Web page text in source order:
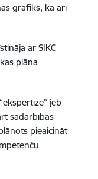
grafiks, kā arī
ar SIKC
plāna
jeb
sadarbības
pieaicināt